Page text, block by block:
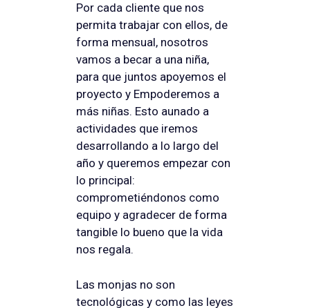
Por cada cliente que nos
permita trabajar con ellos, de
forma mensual, nosotros
vamos a becar a una niña,
para que juntos apoyemos el
proyecto y Empoderemos a
más niñas. Esto aunado a
actividades que iremos
desarrollando a lo largo del
año y queremos empezar con
lo principal:
comprometiéndonos como
equipo y agradecer de forma
tangible lo bueno que la vida
nos regala.
Las monjas no son
tecnológicas y como las leyes